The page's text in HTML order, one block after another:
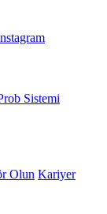
Sistemi
Olun Kariyer